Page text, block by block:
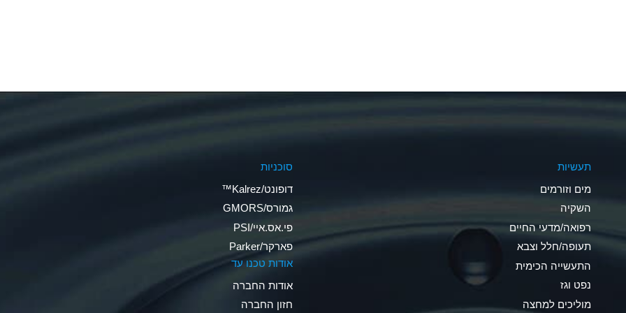
A
B
A
תעשיות
מים וזורמים
השקיה
רפואה/מדעי החיים
תעופה/חלל וצבא
התעשייה הכימית
נפט וגז
מוליכים למחצה
סוכניות
דופונט/Kalrez™
גמורס/GMORS
פי.אס.איי/PSI
פארקר/Parker
אודות טכנו עד
אודות החברה
חזון החברה